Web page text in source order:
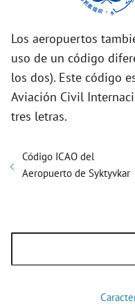
Los aeropuertos
uso de un código
los dos). Este código
Aviación Civil
tres letras.
Código ICAO del
Aeropuerto de Syktyvkar